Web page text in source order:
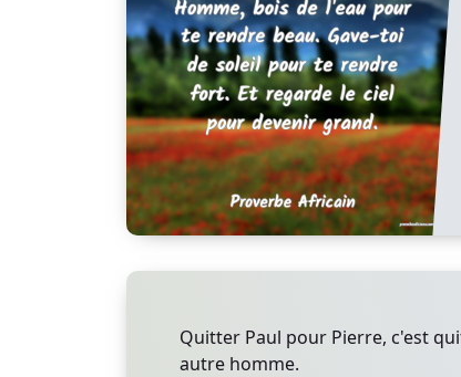
Quitter Paul pour Pierre, c'est
autre homme.